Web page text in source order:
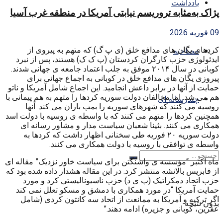
یادداشت
مصاحبه
چندرسانه ای
بدون نتیجه
پژاک به‌مثابه تروریسم نیابتی آمریکا در منطقه غرب آسیا
09 فوریه 2026
کردِهای یگان های مدافع خلق (ی پ گ) که متهم به پیروی از
ایدئولوژی حزب کارگران کردستان (پ ک ک) هستند، پس از نبرد
کوبانی در سال ۲۰۱۴ موفق به جلب اعتماد جامعه ی جهانی شدند.
پیروزی یگان های مدافع خلق در کوبانی به اجماع جهانی برای
حمایت از آنها در برابر داعش انجامید. این اجماع شامل آمریکا و ناتو
هم می شد. اما مخالفان دولت سوریه کردها را متهم به هم پیمانی با
روسیه می کنند که شهرهای سوریه را بمب باران می کند. آنها
همچنین کردها را متهم می کنند که با واسطه ی روسیه با دولت اسد
همکاری می کنند. بثینا شعبان سیاست مدار و مشاور رسانه ای
دولت سوریه ۲۰ فوریه طی سخنانی اظهار داشت که کردها به
واسطه ی توافقی با روسیه با دولت همکاری می کنند.
ماه اکتبر “مؤسسه ی واشنگتن برای سیاست خاور نزدیک” مقاله ای
از فابریس بالانشه منتشر کرد. در این مقاله هشدار داده شده بود که
حزب اتحاد دمکراتیک (پ ی د) حزب ناسیونالیستی کرد و مورد
حمایت آمریکا “در مورد همکاری با دمشق و مسکو تعلل نمی کند
اگر ترکیه و آمریکا به ممانعت از اتحاد سه کانتون کردی (شامل
عفرین، کوبانی و جزیره) ادامه دهند.”